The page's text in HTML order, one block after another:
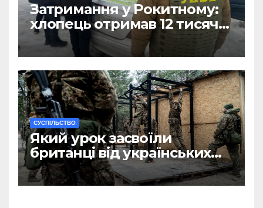
Затримання у Рокитному:
хлопець отримав 12 тисяч
Євро за допомогу
чоловікам
CУСПІЛЬСТВО
Який урок засвоїли
британці від українських
військових?